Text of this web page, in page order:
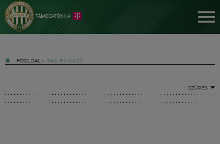
FŐOLDAL » TAG: EXKLUZÍV
SZŰRÉS